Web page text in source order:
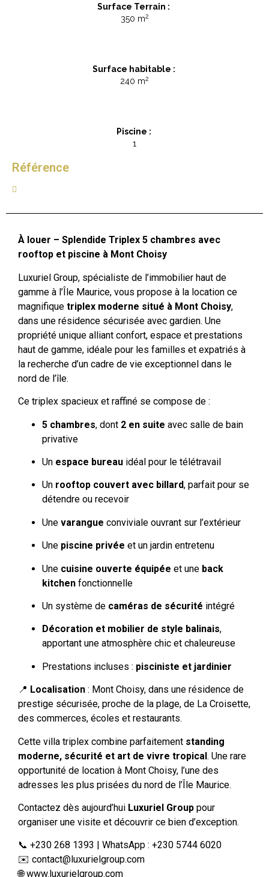
Surface Terrain :
350 m2
Surface habitable :
240 m2
Piscine :
1
Référence
À louer – Splendide Triplex 5 chambres avec
rooftop et piscine à Mont Choisy
Luxuriel Group, spécialiste de l’immobilier haut de
gamme à l’Île Maurice, vous propose à la location ce
magnifique triplex moderne situé à Mont Choisy,
dans une résidence sécurisée avec gardien. Une
propriété unique alliant confort, espace et prestations
haut de gamme, idéale pour les familles et expatriés à
la recherche d’un cadre de vie exceptionnel dans le
nord de l’île.
Ce triplex spacieux et raffiné se compose de :
5 chambres, dont 2 en suite avec salle de bain
privative
Un espace bureau idéal pour le télétravail
Un rooftop couvert avec billard, parfait pour se
détendre ou recevoir
Une varangue conviviale ouvrant sur l’extérieur
Une piscine privée et un jardin entretenu
Une cuisine ouverte équipée et une back
kitchen fonctionnelle
Un système de caméras de sécurité intégré
Décoration et mobilier de style balinais,
apportant une atmosphère chic et chaleureuse
Prestations incluses : pisciniste et jardinier
📍 Localisation : Mont Choisy, dans une résidence de
prestige sécurisée, proche de la plage, de La Croisette,
des commerces, écoles et restaurants.
Cette villa triplex combine parfaitement standing
moderne, sécurité et art de vivre tropical. Une rare
opportunité de location à Mont Choisy, l’une des
adresses les plus prisées du nord de l’Île Maurice.
Contactez dès aujourd’hui Luxuriel Group pour
organiser une visite et découvrir ce bien d’exception.
📞 +230 268 1393 | WhatsApp : +230 5744 6020
✉️ contact@luxurielgroup.com
🌐www.luxurielgroup.com